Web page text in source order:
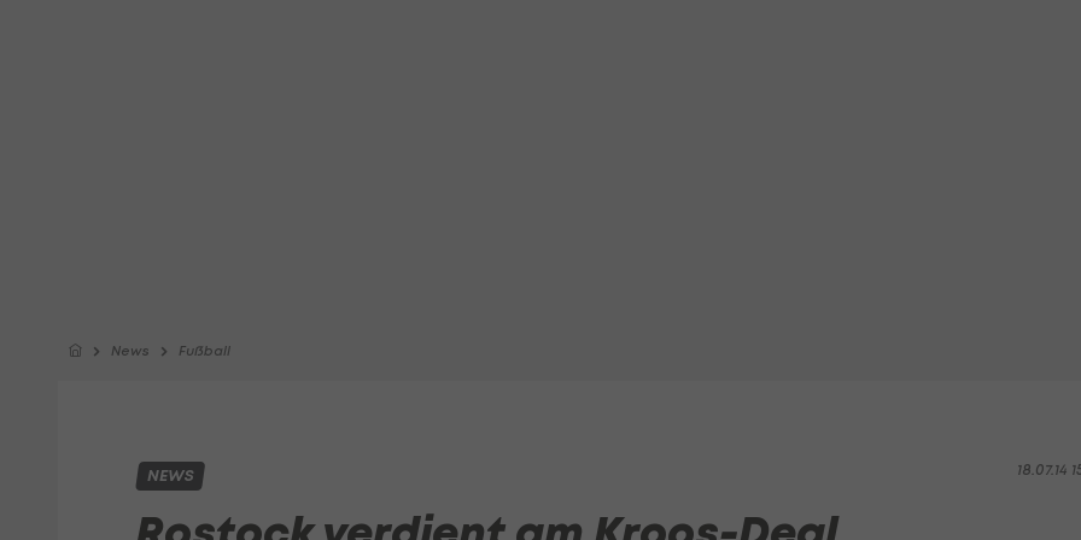
News Fußball
18.07.14
NEWS